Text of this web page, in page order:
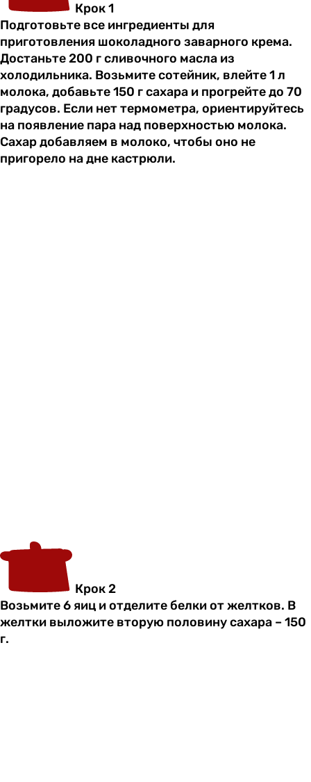
Крок 1
Подготовьте все ингредиенты для
приготовления шоколадного заварного крема.
Достаньте 200 г сливочного масла из
холодильника. Возьмите сотейник, влейте 1 л
молока, добавьте 150 г сахара и прогрейте до 70
градусов. Если нет термометра, ориентируйтесь
на появление пара над поверхностью молока.
Сахар добавляем в молоко, чтобы оно не
пригорело на дне кастрюли.
Крок 2
Возьмите 6 яиц и отделите белки от желтков. В
желтки выложите вторую половину сахара – 150
г.